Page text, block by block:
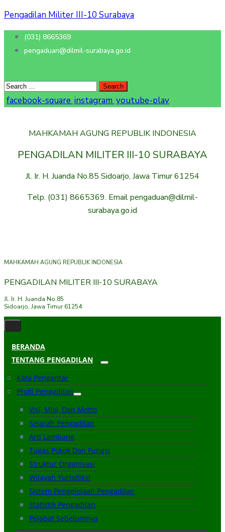
Pengadilan Militer III-10 Surabaya
(031) 8665369
pengaduan@dilmil-surabaya.go.id
facebook-square instagram youtube-play
MAHKAMAH AGUNG REPUBLIK INDONESIA
PENGADILAN MILITER III-10 SURABAYA
Jl. Ir. H. Juanda No.85 Sidoarjo, Jawa Timur 61254
Telp. (031) 8665369. Email pengaduan@dilmil-
surabaya.go.id
MAHKAMAH AGUNG REPUBLIK INDONESIA
PENGADILAN MILITER III-10 SURABAYA
Jl. Ir. H. Juanda No.85
Sidoarjo, Jawa Timur 61254
BERANDA
TENTANG PENGADILAN
Kata Pengantar
Profil Pengadilan
Visi, Misi, Dan Motto
Sejarah Pengadilan
Arti Lambang
Tugas Pokok Dan Fungsi
Struktur Organisasi
Wilayah Yurisdiksi
Sistem Pengelolaan Pengadilan
Statistik Pengadilan
Pejabat Sebelumnya